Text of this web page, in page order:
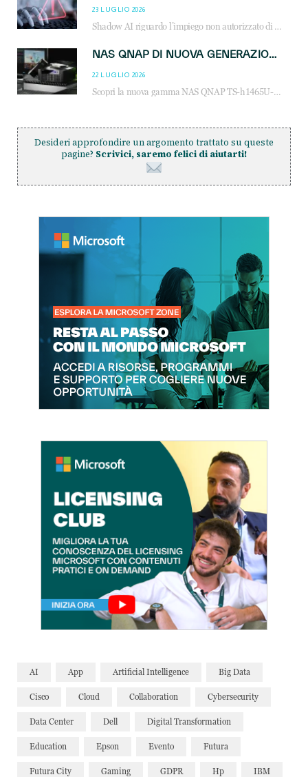
23 LUGLIO 2026
Shadow AI riguardo l’impiego non autorizzato di sistemi AI all’interno dell’azienda. E’ una pratica che si diffonde a partire dai dipendenti fino ai dirigenti e mette a repentaglio la cybersecurity, con costi più elevati per le organizzazioni. Due recenti report illustrano il fenomeno e forniscono dati in merito
NAS QNAP DI NUOVA GENERAZIONE: PIÙ PRESTAZIONI, SCALABILITÀ E PROTEZIONE DEI DATI PER LE INFRASTRUTTURE IT MODERNE
22 LUGLIO 2026
Scopri la nuova gamma NAS QNAP TS-h1465U-RP, TS-h1065eU e TS-h665U: storage aziendale con ZFS, DDR5, E1.S NVMe e connettività 2.5GbE per backup, virtualizzazione e cybersecurity.
Desideri approfondire un argomento trattato su queste
pagine? Scrivici, saremo felici di aiutarti!
AI App Artificial Intelligence Big Data
Cisco Cloud Collaboration Cybersecurity
Data Center Dell Digital Transformation
Education Epson Evento Futura
Futura City Gaming GDPR Hp IBM